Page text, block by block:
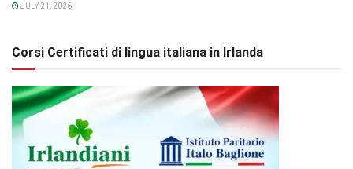
JULY 21, 2026
Corsi Certificati di lingua italiana in Irlanda